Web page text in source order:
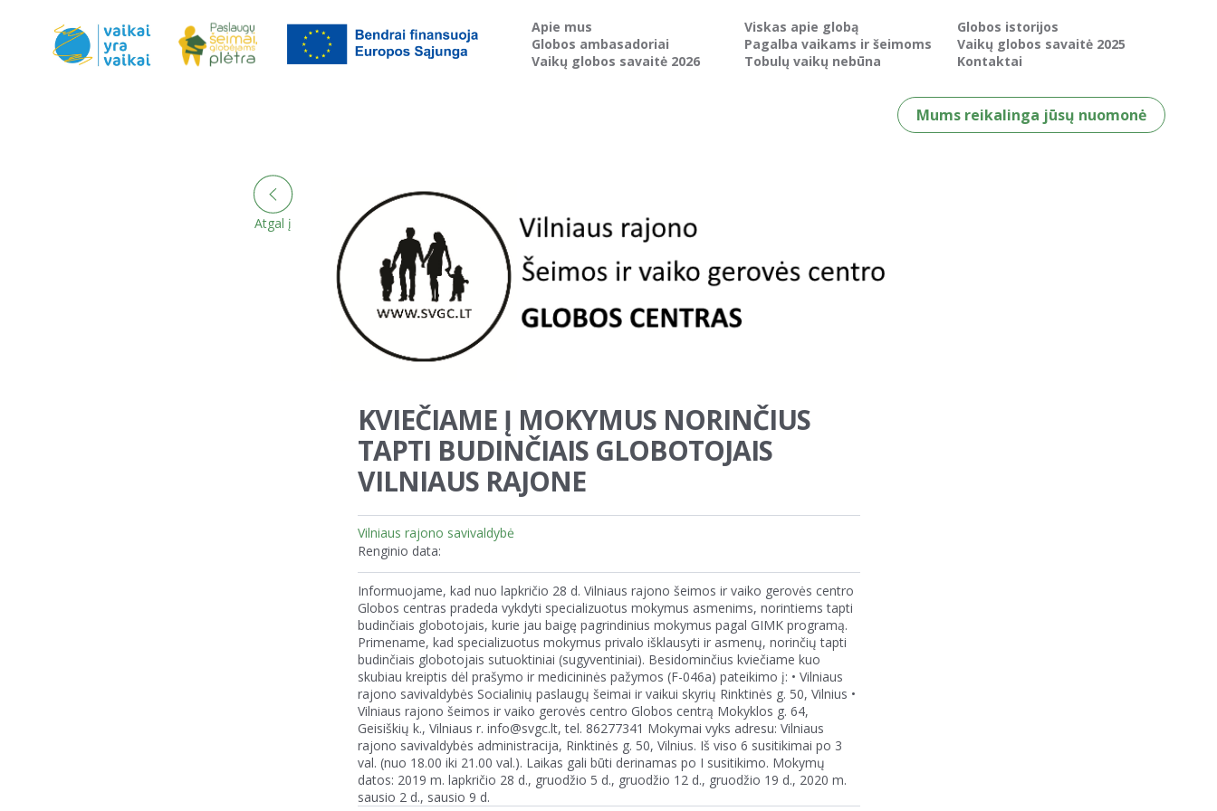
Apie mus Viskas apie globą
Globos istorijos
Globos ambasadoriai
Pagalba vaikams ir šeimoms
Vaikų globos savaitė 2025
Vaikų globos savaitė 2026
Tobulų vaikų nebūna Kontaktai
Mums reikalinga jūsų nuomonė
Atgal į
KVIEČIAME Į MOKYMUS NORINČIUS
TAPTI BUDINČIAIS GLOBOTOJAIS
VILNIAUS RAJONE
Vilniaus rajono savivaldybė
Renginio data:
Informuojame, kad nuo lapkričio 28 d. Vilniaus rajono šeimos ir vaiko gerovės centro
Globos centras pradeda vykdyti specializuotus mokymus asmenims, norintiems tapti
budinčiais globotojais, kurie jau baigę pagrindinius mokymus pagal GIMK programą.
Primename, kad specializuotus mokymus privalo išklausyti ir asmenų, norinčių tapti
budinčiais globotojais sutuoktiniai (sugyventiniai). Besidominčius kviečiame kuo
skubiau kreiptis dėl prašymo ir medicininės pažymos (F-046a) pateikimo į: • Vilniaus
rajono savivaldybės Socialinių paslaugų šeimai ir vaikui skyrių Rinktinės g. 50, Vilnius •
Vilniaus rajono šeimos ir vaiko gerovės centro Globos centrą Mokyklos g. 64,
Geisiškių k., Vilniaus r. info@svgc.lt, tel. 86277341 Mokymai vyks adresu: Vilniaus
rajono savivaldybės administracija, Rinktinės g. 50, Vilnius. Iš viso 6 susitikimai po 3
val. (nuo 18.00 iki 21.00 val.). Laikas gali būti derinamas po I susitikimo. Mokymų
datos: 2019 m. lapkričio 28 d., gruodžio 5 d., gruodžio 12 d., gruodžio 19 d., 2020 m.
sausio 2 d., sausio 9 d.